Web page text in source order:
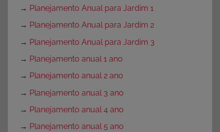
→ Planejamento Anual para Jardim 1
→ Planejamento Anual para Jardim 2
→ Planejamento Anual para Jardim 3
→ Planejamento anual 1 ano
→ Planejamento anual 2 ano
→ Planejamento anual 3 ano
→ Planejamento anual 4 ano
→ Planejamento anual 5 ano